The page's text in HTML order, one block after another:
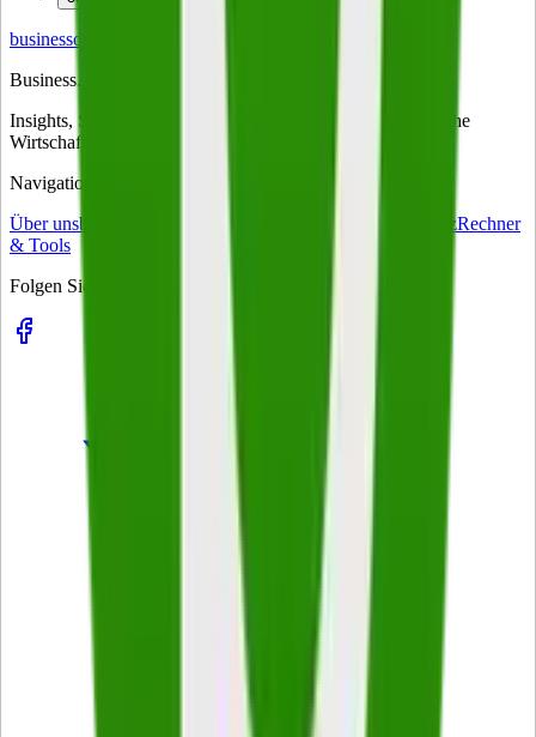
businesson
Business. Klartext.
Insights, Strategien und Trends für Entscheider – das tägliche
Wirtschaftsmagazin für Führungskräfte in Deutschland.
Navigation
Über unsbusiness-on Match DatenschutzRechner
& Tools
Folgen Sie uns